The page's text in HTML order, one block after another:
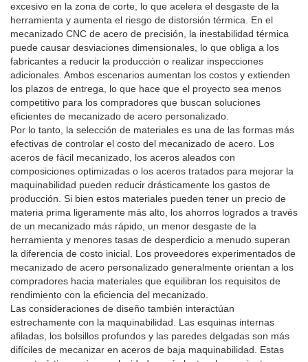
excesivo en la zona de corte, lo que acelera el desgaste de la
herramienta y aumenta el riesgo de distorsión térmica. En el
mecanizado CNC de acero de precisión, la inestabilidad térmica
puede causar desviaciones dimensionales, lo que obliga a los
fabricantes a reducir la producción o realizar inspecciones
adicionales. Ambos escenarios aumentan los costos y extienden
los plazos de entrega, lo que hace que el proyecto sea menos
competitivo para los compradores que buscan soluciones
eficientes de mecanizado de acero personalizado.
Por lo tanto, la selección de materiales es una de las formas más
efectivas de controlar el costo del mecanizado de acero. Los
aceros de fácil mecanizado, los aceros aleados con
composiciones optimizadas o los aceros tratados para mejorar la
maquinabilidad pueden reducir drásticamente los gastos de
producción. Si bien estos materiales pueden tener un precio de
materia prima ligeramente más alto, los ahorros logrados a través
de un mecanizado más rápido, un menor desgaste de la
herramienta y menores tasas de desperdicio a menudo superan
la diferencia de costo inicial. Los proveedores experimentados de
mecanizado de acero personalizado generalmente orientan a los
compradores hacia materiales que equilibran los requisitos de
rendimiento con la eficiencia del mecanizado.
Las consideraciones de diseño también interactúan
estrechamente con la maquinabilidad. Las esquinas internas
afiladas, los bolsillos profundos y las paredes delgadas son más
difíciles de mecanizar en aceros de baja maquinabilidad. Estas